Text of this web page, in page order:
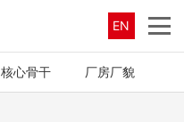
EN
核心骨干 厂房厂貌